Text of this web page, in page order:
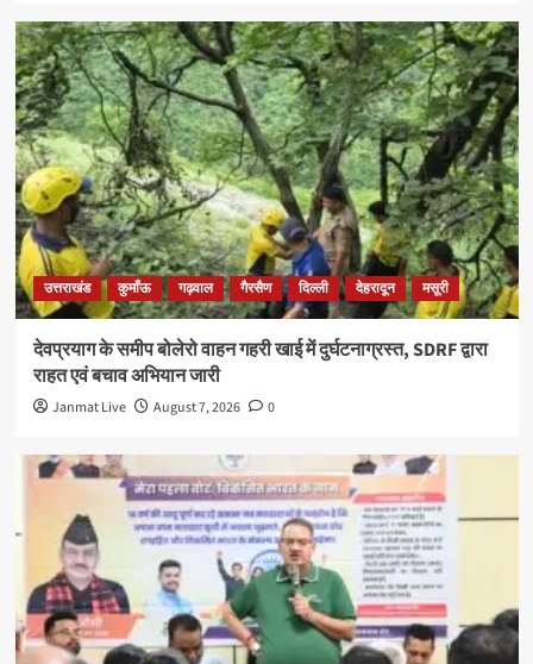
उत्तराखंड कुमाँऊ गढ़वाल गैरसैण दिल्ली देहरादून मसूरी
देवप्रयाग के समीप बोलेरो वाहन गहरी खाई में दुर्घटनाग्रस्त, SDRF द्वारा
राहत एवं बचाव अभियान जारी
Janmat Live August 7, 2026 0